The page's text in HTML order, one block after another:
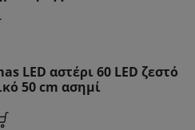
LED αστέρι 60 LED ζεστό
50 cm ασημί